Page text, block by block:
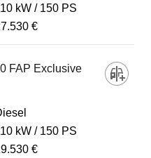
kW
150 PS
€
FAP Exclusive
kW
150 PS
€